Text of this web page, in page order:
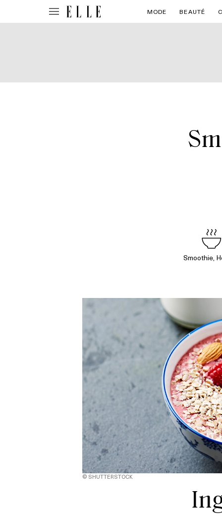
MODE BEAUTÉ
Smoothie,
© SHUTTERSTOCK